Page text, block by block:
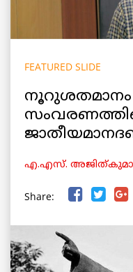
FEATURED SLIDE
നൂറുശതമാനം
എ.എസ്.
Share: